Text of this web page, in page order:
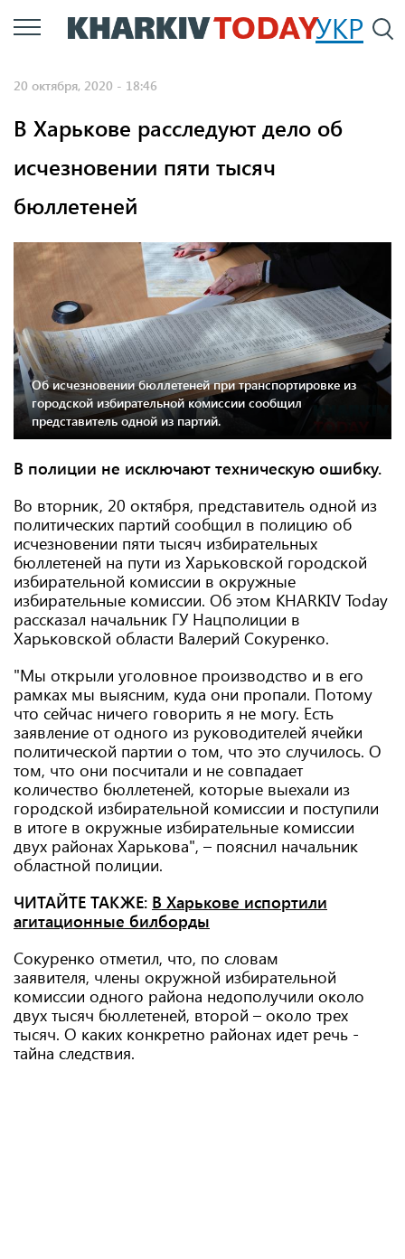
Перейти
к
УКР
20 октября, 2020 - 18:46
В Харькове расследуют дело об
исчезновении пяти тысяч
бюллетеней
Об исчезновении бюллетеней при транспортировке из
городской избирательной комиссии сообщил
представитель одной из партий.
В полиции не исключают техническую ошибку.
Во вторник, 20 октября, представитель одной из
политических партий сообщил в полицию об
исчезновении пяти тысяч избирательных
бюллетеней на пути из Харьковской городской
избирательной комиссии в окружные
избирательные комиссии. Об этом KHARKIV Today
рассказал начальник ГУ Нацполиции в
Харьковской области Валерий Сокуренко.
"Мы открыли уголовное производство и в его
рамках мы выясним, куда они пропали. Потому
что сейчас ничего говорить я не могу. Есть
заявление от одного из руководителей ячейки
политической партии о том, что это случилось. О
том, что они посчитали и не совпадает
количество бюллетеней, которые выехали из
городской избирательной комиссии и поступили
в итоге в окружные избирательные комиссии
двух районах Харькова", – пояснил начальник
областной полиции.
ЧИТАЙТЕ ТАКЖЕ: В Харькове испортили
агитационные билборды
Сокуренко отметил, что, по словам
заявителя, члены окружной избирательной
комиссии одного района недополучили около
двух тысяч бюллетеней, второй – около трех
тысяч. О каких конкретно районах идет речь -
тайна следствия.